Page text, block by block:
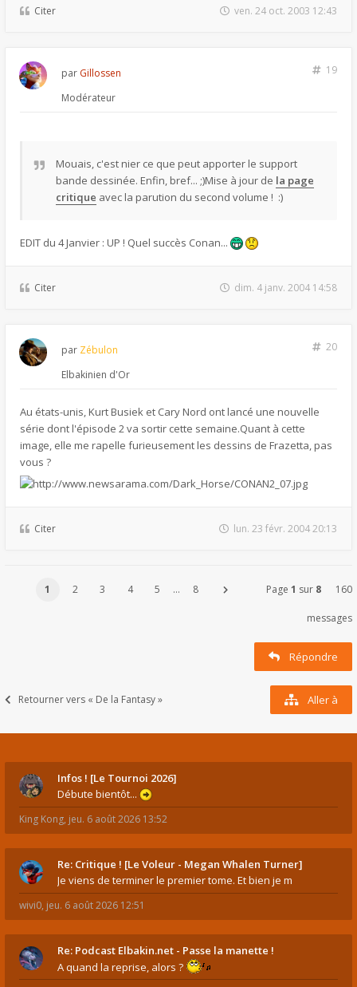
Citer ven. 24 oct. 2003 12:43
19
par Gillossen
Modérateur
Mouais, c'est nier ce que peut apporter le support
bande dessinée. Enfin, bref... ;)Mise à jour de la page
critique avec la parution du second volume ! :)
EDIT du 4 Janvier : UP ! Quel succès Conan...
Citer dim. 4 janv. 2004 14:58
20
par Zébulon
Elbakinien d'Or
Au états-unis, Kurt Busiek et Cary Nord ont lancé une nouvelle
série dont l'épisode 2 va sortir cette semaine.Quant à cette
image, elle me rapelle furieusement les dessins de Frazetta, pas
vous ?
Citer lun. 23 févr. 2004 20:13
1 2 3 4 5 … 8 Page 1 sur 8 160
messages
Répondre
Retourner vers « De la Fantasy » Aller à
Infos ! [Le Tournoi 2026]
Débute bientôt...
King Kong, jeu. 6 août 2026 13:52
Re: Critique ! [Le Voleur - Megan Whalen Turner]
Je viens de terminer le premier tome. Et bien je m
wivi0, jeu. 6 août 2026 12:51
Re: Podcast Elbakin.net - Passe la manette !
A quand la reprise, alors ?